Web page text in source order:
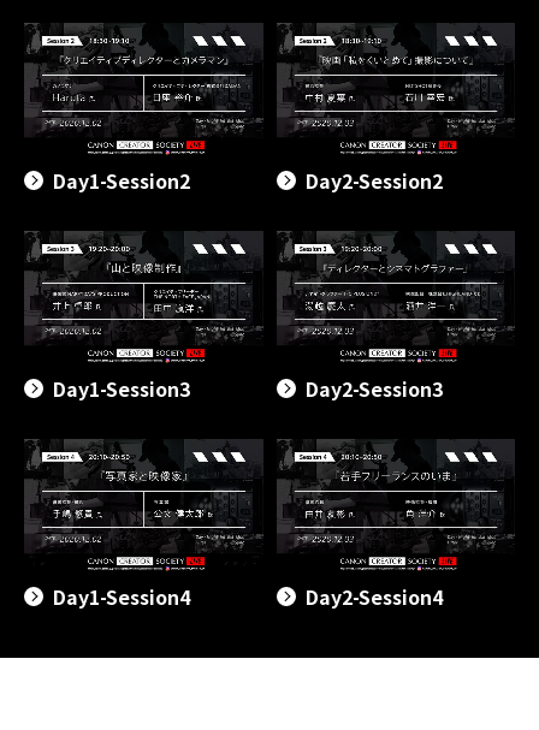
Day1-Session2 Day2-Session2
Day1-Session3 Day2-Session3
Day1-Session4 Day2-Session4